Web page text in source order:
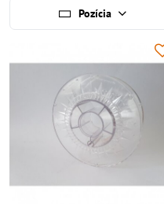
Pozícia